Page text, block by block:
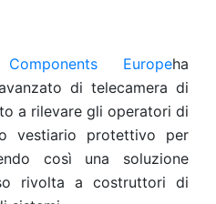
Europeha
di telecamera di
a rilevare gli operatori di
vestiario protettivo per
così una soluzione
rivolta a costruttori di